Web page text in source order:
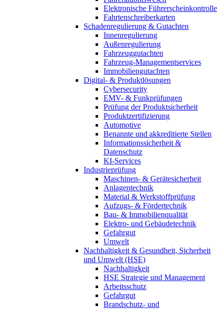
Elektronische Führerscheinkontrolle
Fahrtenschreiberkarten
Schadenregulierung & Gutachten
Innenregulierung
Außenregulierung
Fahrzeuggutachten
Fahrzeug-Managementservices
Immobiliengutachten
Digital- & Produktlösungen
Cybersecurity
EMV- & Funkprüfungen
Prüfung der Produktsicherheit
Produktzertifizierung
Automotive
Benannte und akkreditierte Stellen
Informationssicherheit &
Datenschutz
KI-Services
Industrieprüfung
Maschinen- & Gerätesicherheit
Anlagentechnik
Material & Werkstoffprüfung
Aufzugs- & Fördertechnik
Bau- & Immobilienqualität
Elektro- und Gebäudetechnik
Gefahrgut
Umwelt
Nachhaltigkeit & Gesundheit, Sicherheit
und Umwelt (HSE)
Nachhaltigkeit
HSE Strategie und Management
Arbeitsschutz
Gefahrgut
Brandschutz- und